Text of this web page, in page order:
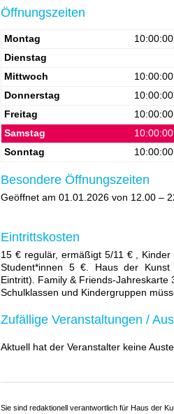
Öffnungszeiten
Montag 10:00:00
Dienstag
Mittwoch
10:00:00
Donnerstag
10:00:00
Freitag
10:00:00
Samstag
10:00:00
Sonntag
10:00:00
Besondere Öffnungszeiten
Geöffnet am 01.01.2026 von 12.00 –
Eintrittskosten
15 € regulär, ermäßigt 5/11 € ,
Student*innen 5 €. Haus der
Eintritt). Family & Friends-
Schulklassen und Kindergruppen
Zufällige Veranstaltungen /
Aktuell hat der Veranstalter keine
Sie sind redaktionell verantwortlich für Haus der